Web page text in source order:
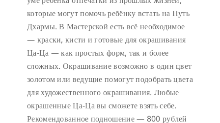
которые могут помочь ребёнку встать на Путь
Дхармы. В Мастерской есть всё необходимое
— краски, кисти и готовые для окрашивания
Ца-Ца — как простых форм, так и более
сложных. Окрашивание возможно в один цвет
золотом или ведущие помогут подобрать цвета
для художественного окрашивания. Любые
окрашенные Ца-Ца вы сможете взять себе.
Рекомендованное подношение — 800 рублей